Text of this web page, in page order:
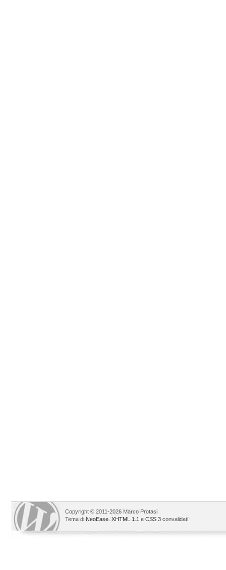
Copyright © 2011-2026 Marco Protasi
Tema di NeoEase XHTML 1.1 e CSS 3 convalidati.